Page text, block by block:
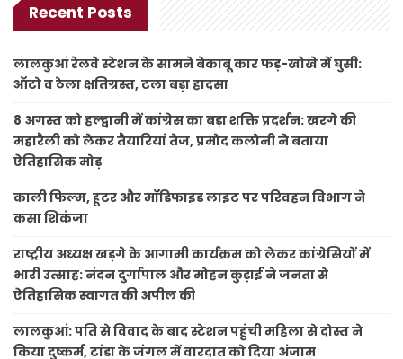
Recent Posts
लालकुआं रेलवे स्टेशन के सामने बेकाबू कार फड़-खोखे में घुसी:
ऑटो व ठेला क्षतिग्रस्त, टला बड़ा हादसा
8 अगस्त को हल्द्वानी में कांग्रेस का बड़ा शक्ति प्रदर्शन: खरगे की
महारैली को लेकर तैयारियां तेज, प्रमोद कलोनी ने बताया
ऐतिहासिक मोड़
काली फिल्म, हूटर और मॉडिफाइड लाइट पर परिवहन विभाग ने
कसा शिकंजा
राष्ट्रीय अध्यक्ष खड़गे के आगामी कार्यक्रम को लेकर कांग्रेसियों में
भारी उत्साह: नंदन दुर्गापाल और मोहन कुड़ाई ने जनता से
ऐतिहासिक स्वागत की अपील की
लालकुआं: पति से विवाद के बाद स्टेशन पहुंची महिला से दोस्त ने
किया दुष्कर्म, टांडा के जंगल में वारदात को दिया अंजाम